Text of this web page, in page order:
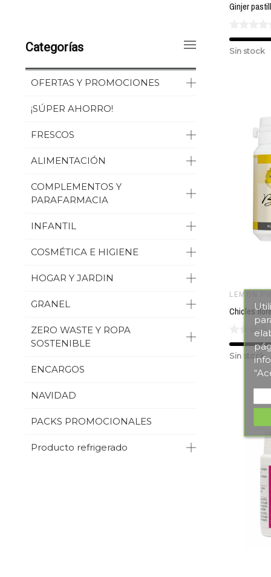
Categorías
OFERTAS Y PROMOCIONES
¡SÚPER AHORRO!
FRESCOS
ALIMENTACIÓN
COMPLEMENTOS Y
PARAFARMACIA
INFANTIL
COSMÉTICA E HIGIENE
HOGAR Y JARDIN
GRANEL
ZERO WASTE Y ROPA
SOSTENIBLE
ENCARGOS
NAVIDAD
PACKS PROMOCIONALES
Producto refrigerado
Sin stock
LEMON
Sin stock